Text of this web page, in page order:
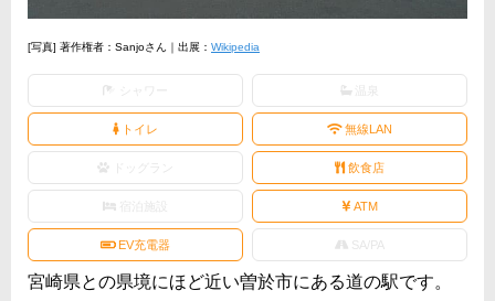
[写真] 著作権者：Sanjoさん｜出展： Wikipedia
トイレ 無線LAN
ドッグラン 飲食店
宿泊施設 ATM
EV充電器 SA/PA
宮崎県との県境にほど近い曽於市にある道の駅です。